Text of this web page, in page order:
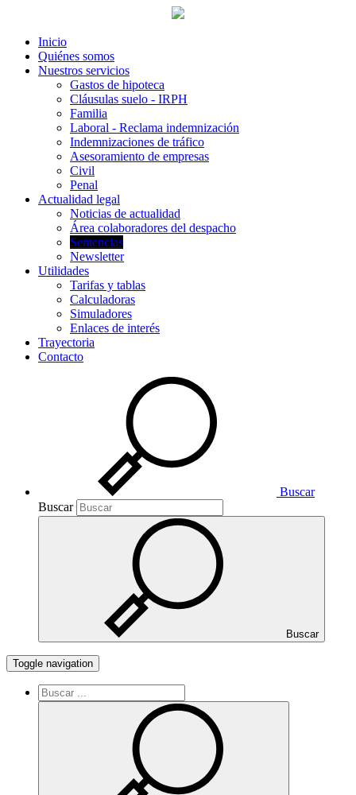
Inicio
Quiénes somos
Nuestros servicios
Gastos de hipoteca
Cláusulas suelo - IRPH
Familia
Laboral - Reclama indemnización
Indemnizaciones de tráfico
Asesoramiento de empresas
Civil
Penal
Actualidad legal
Noticias de actualidad
Área colaboradores del despacho
Sentencias
Newsletter
Utilidades
Tarifas y tablas
Calculadoras
Simuladores
Enlaces de interés
Trayectoria
Contacto
Buscar
Buscar
Buscar
Toggle navigation